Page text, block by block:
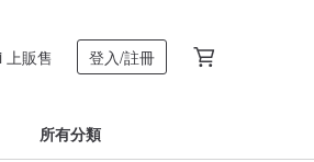
上販售 登入/註冊
所有分類